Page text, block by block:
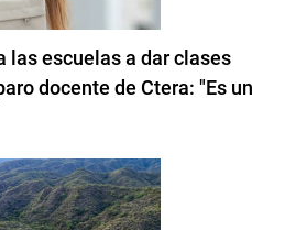
las escuelas a dar clases
docente de Ctera: "Es un